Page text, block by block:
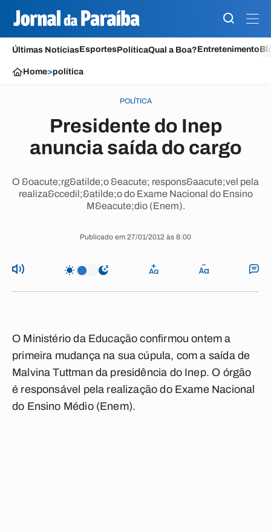
Últimas NotíciasEsportesPolíticaQual a Boa?Entretenimento
Home>política
POLÍTICA
Presidente do Inep
anuncia saída do cargo
O &oacute;rg&atilde;o &eacute; respons&aacute;vel pela
realiza&ccedil;&atilde;o do Exame Nacional do Ensino
M&eacute;dio (Enem).
Publicado em 27/01/2012 às 8:00
O Ministério da Educação confirmou ontem a
primeira mudança na sua cúpula, com a saída de
Malvina Tuttman da presidência do Inep. O órgão
é responsável pela realização do Exame Nacional
do Ensino Médio (Enem).